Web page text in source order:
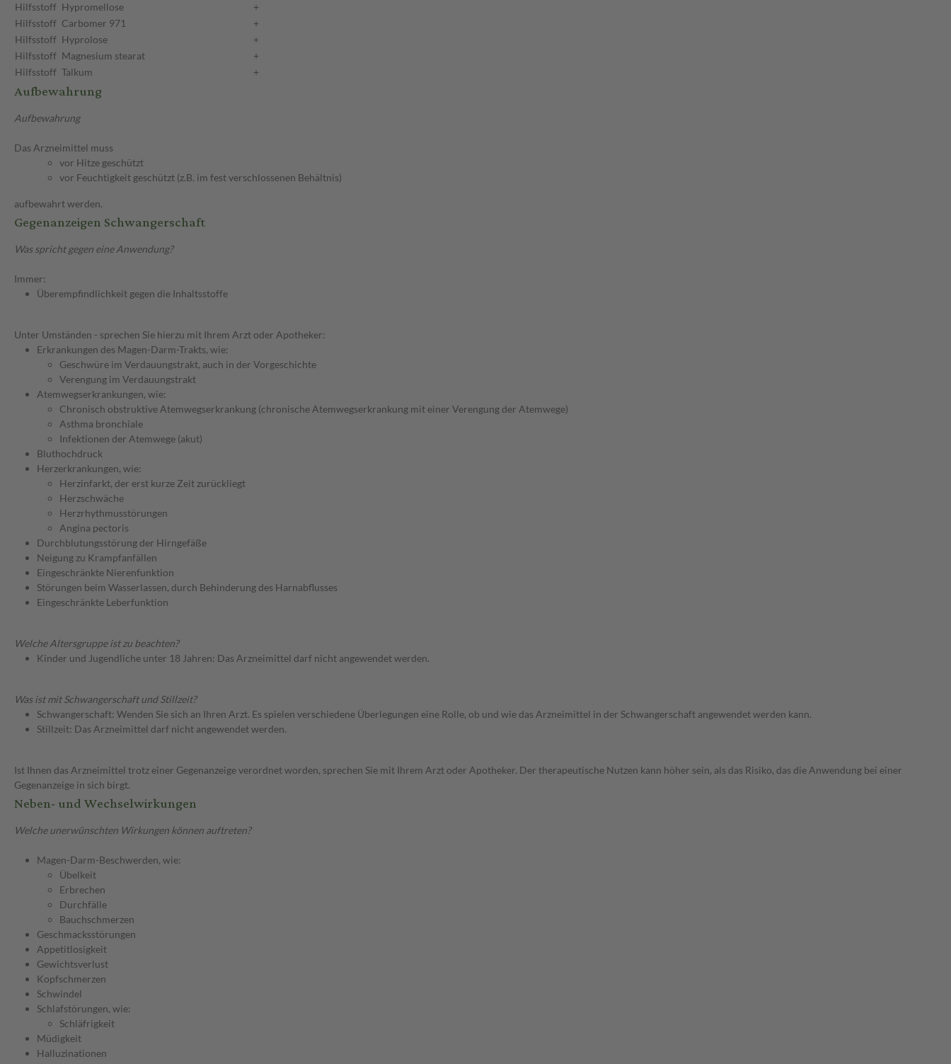
Hilfsstoff Hypromellose
+
Hilfsstoff Carbomer 971
+
Hilfsstoff Hyprolose
+
Hilfsstoff Magnesium stearat
+
Hilfsstoff Talkum +
Aufbewahrung
Aufbewahrung
Das Arzneimittel muss
vor Hitze geschützt
vor Feuchtigkeit geschützt (z.B. im fest verschlossenen Behältnis)
aufbewahrt werden.
Gegenanzeigen Schwangerschaft
Was spricht gegen eine Anwendung?
Immer:
Überempfindlichkeit gegen die Inhaltsstoffe
Unter Umständen - sprechen Sie hierzu mit Ihrem Arzt oder Apotheker:
Erkrankungen des Magen-Darm-Trakts, wie:
Geschwüre im Verdauungstrakt, auch in der Vorgeschichte
Verengung im Verdauungstrakt
Atemwegserkrankungen, wie:
Chronisch obstruktive Atemwegserkrankung (chronische Atemwegserkrankung mit einer Verengung der Atemwege)
Asthma bronchiale
Infektionen der Atemwege (akut)
Bluthochdruck
Herzerkrankungen, wie:
Herzinfarkt, der erst kurze Zeit zurückliegt
Herzschwäche
Herzrhythmusstörungen
Angina pectoris
Durchblutungsstörung der Hirngefäße
Neigung zu Krampfanfällen
Eingeschränkte Nierenfunktion
Störungen beim Wasserlassen, durch Behinderung des Harnabflusses
Eingeschränkte Leberfunktion
Welche Altersgruppe ist zu beachten?
Kinder und Jugendliche unter 18 Jahren: Das Arzneimittel darf nicht angewendet werden.
Was ist mit Schwangerschaft und Stillzeit?
Schwangerschaft: Wenden Sie sich an Ihren Arzt. Es spielen verschiedene Überlegungen eine Rolle, ob und wie das Arzneimittel in der Schwangerschaft angewendet werden kann.
Stillzeit: Das Arzneimittel darf nicht angewendet werden.
Ist Ihnen das Arzneimittel trotz einer Gegenanzeige verordnet worden, sprechen Sie mit Ihrem Arzt oder Apotheker. Der therapeutische Nutzen kann höher sein, als das Risiko, das die Anwendung bei einer
Gegenanzeige in sich birgt.
Neben- und Wechselwirkungen
Welche unerwünschten Wirkungen können auftreten?
Magen-Darm-Beschwerden, wie:
Übelkeit
Erbrechen
Durchfälle
Bauchschmerzen
Geschmacksstörungen
Appetitlosigkeit
Gewichtsverlust
Kopfschmerzen
Schwindel
Schlafstörungen, wie:
Schläfrigkeit
Müdigkeit
Halluzinationen